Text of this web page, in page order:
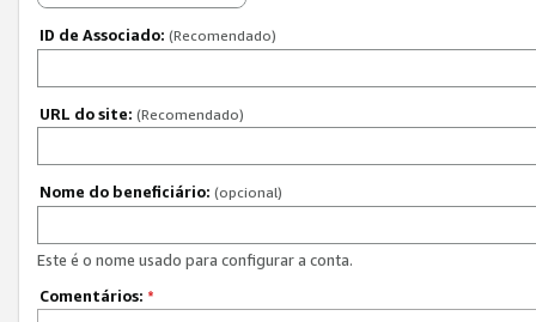
ID de Associado: (Recomendado)
URL do site: (Recomendado)
Nome do beneficiário: (opcional)
Este é o nome usado para configurar a conta.
Comentários: *